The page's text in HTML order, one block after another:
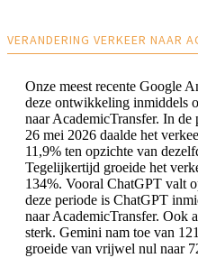
VERANDERING VERKEER NAAR
Onze meest recente Google
deze ontwikkeling inmiddels
naar AcademicTransfer. In
26 mei 2026 daalde het
11,9% ten opzichte van
Tegelijkertijd groeide het
134%. Vooral ChatGPT valt
deze periode is ChatGPT
naar AcademicTransfer. Ook
sterk. Gemini nam toe van
groeide van vrijwel nul naar